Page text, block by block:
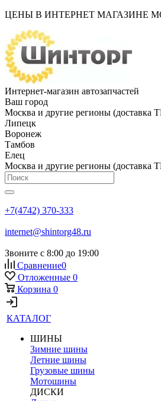
ЦЕНЫ В ИНТЕРНЕТ МАГАЗИНЕ
Интернет-магазин автозапчастей
Ваш город
Москва и другие регионы (доставка
Липецк
Воронеж
Тамбов
Елец
Москва и другие регионы (доставка
+7(4742) 370-333
internet@shintorg48.ru
Звоните с 8:00 до 19:00
Сравнение0
Отложенные 0
Корзина 0
КАТАЛОГ
ШИНЫ
Зимние шины
Летние шины
Грузовые шины
Мотошины
ДИСКИ